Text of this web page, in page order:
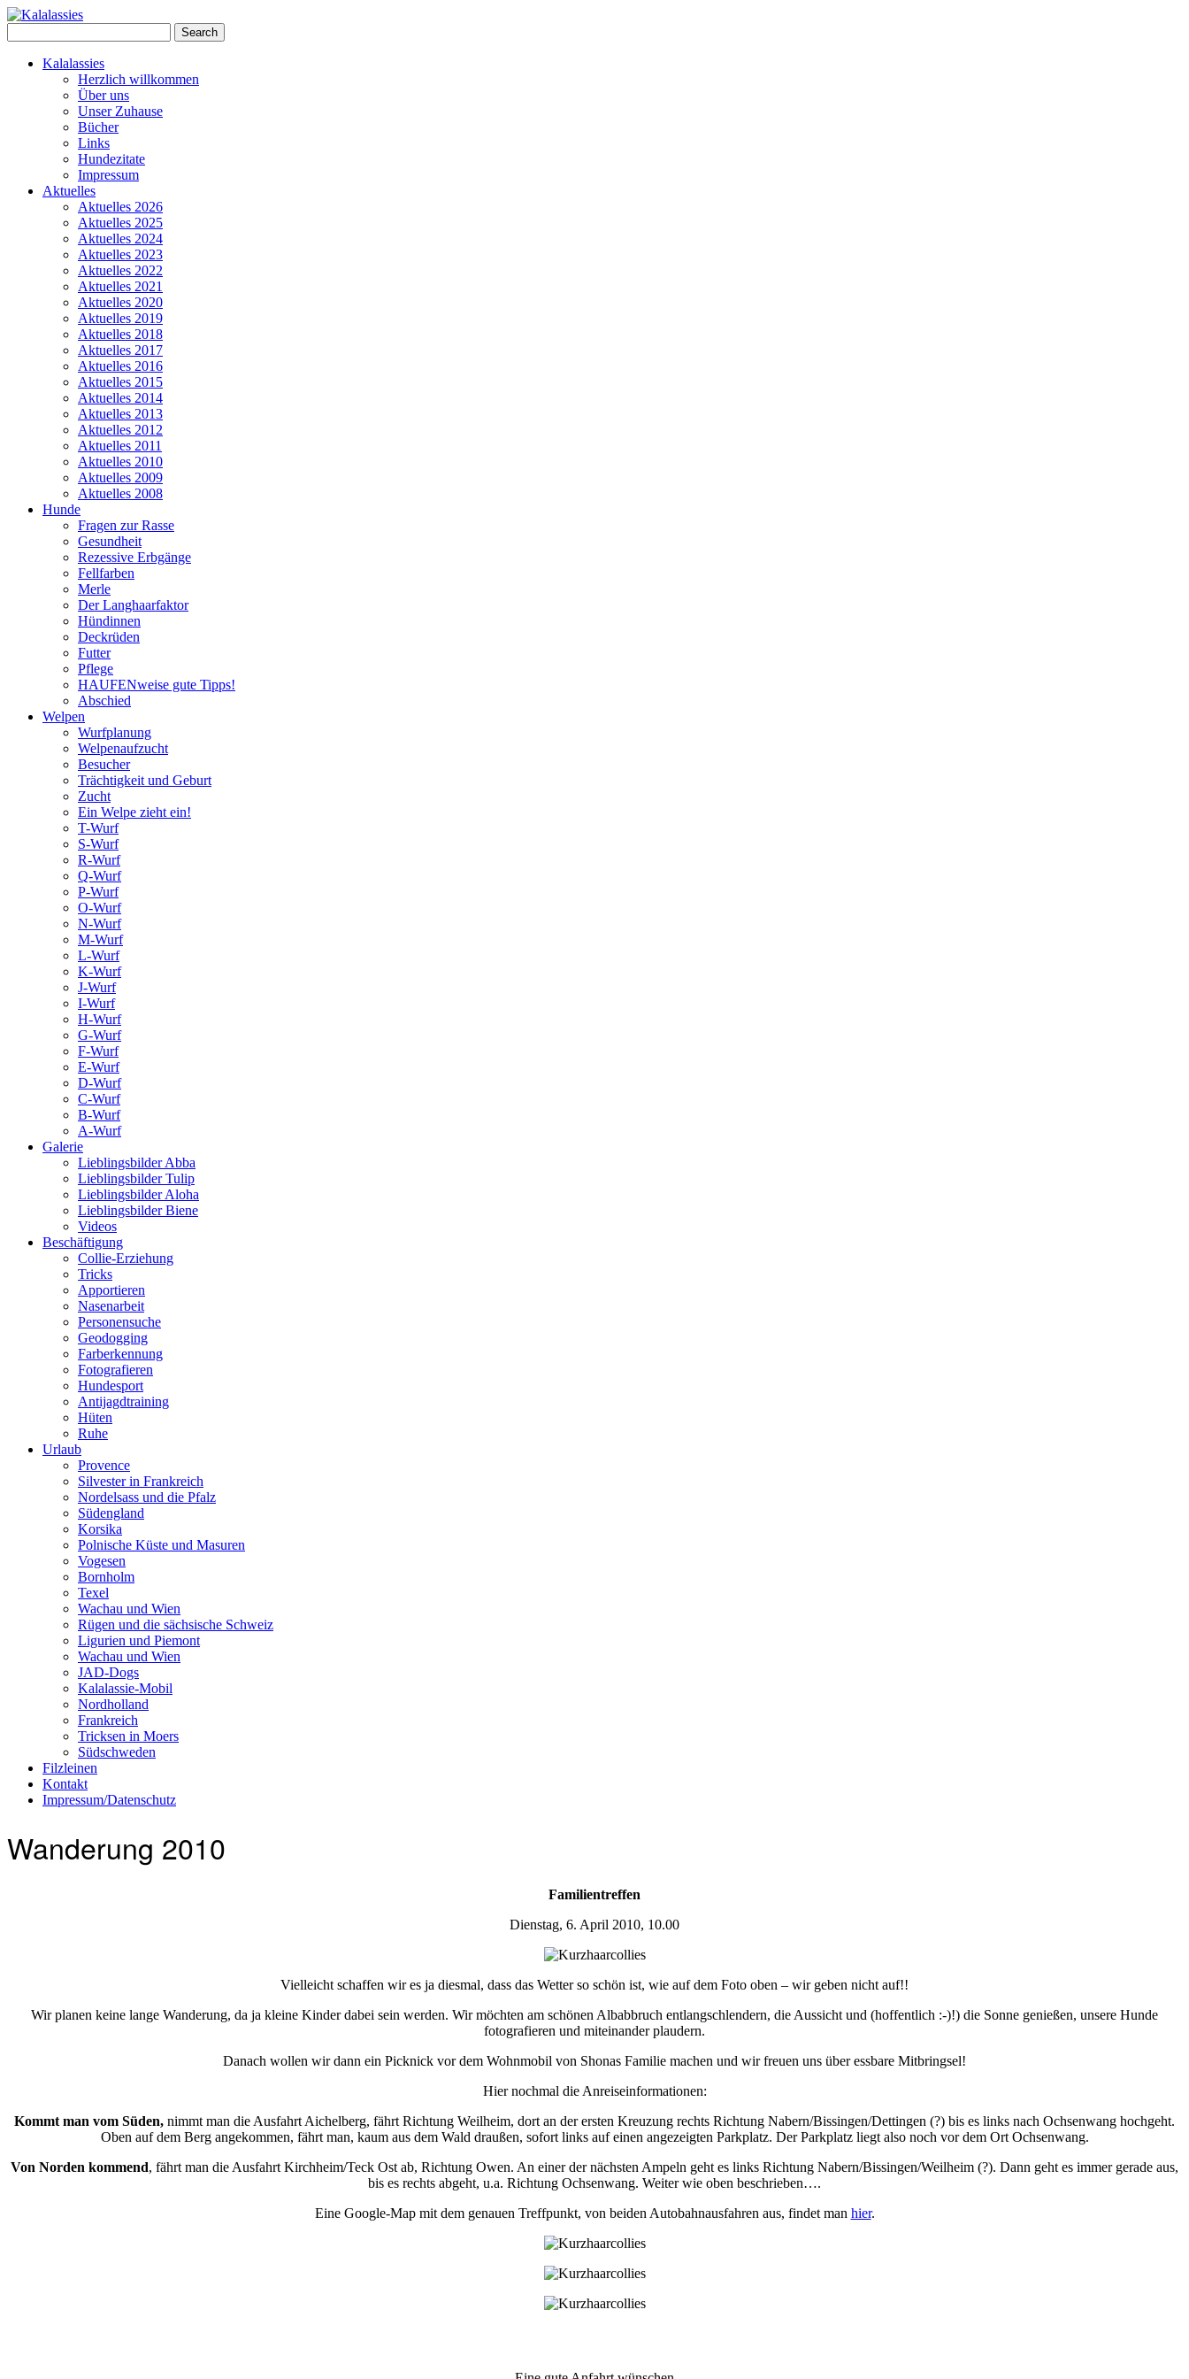
Skip
content
for:
Kalalassies
Herzlich willkommen
Über uns
Unser Zuhause
Bücher
Links
Hundezitate
Impressum
Aktuelles
Aktuelles 2026
Aktuelles 2025
Aktuelles 2024
Aktuelles 2023
Aktuelles 2022
Aktuelles 2021
Aktuelles 2020
Aktuelles 2019
Aktuelles 2018
Aktuelles 2017
Aktuelles 2016
Aktuelles 2015
Aktuelles 2014
Aktuelles 2013
Aktuelles 2012
Aktuelles 2011
Aktuelles 2010
Aktuelles 2009
Aktuelles 2008
Hunde
Fragen zur Rasse
Gesundheit
Rezessive Erbgänge
Fellfarben
Merle
Der Langhaarfaktor
Hündinnen
Deckrüden
Futter
Pflege
HAUFENweise gute Tipps!
Abschied
Welpen
Wurfplanung
Welpenaufzucht
Besucher
Trächtigkeit und Geburt
Zucht
Ein Welpe zieht ein!
T-Wurf
S-Wurf
R-Wurf
Q-Wurf
P-Wurf
O-Wurf
N-Wurf
M-Wurf
L-Wurf
K-Wurf
J-Wurf
I-Wurf
H-Wurf
G-Wurf
F-Wurf
E-Wurf
D-Wurf
C-Wurf
B-Wurf
A-Wurf
Galerie
Lieblingsbilder Abba
Lieblingsbilder Tulip
Lieblingsbilder Aloha
Lieblingsbilder Biene
Videos
Beschäftigung
Collie-Erziehung
Tricks
Apportieren
Nasenarbeit
Personensuche
Geodogging
Farberkennung
Fotografieren
Hundesport
Antijagdtraining
Hüten
Ruhe
Urlaub
Provence
Silvester in Frankreich
Nordelsass und die Pfalz
Südengland
Korsika
Polnische Küste und Masuren
Vogesen
Bornholm
Texel
Wachau und Wien
Rügen und die sächsische Schweiz
Ligurien und Piemont
Wachau und Wien
JAD-Dogs
Kalalassie-Mobil
Nordholland
Frankreich
Tricksen in Moers
Südschweden
Filzleinen
Kontakt
Impressum/Datenschutz
Wanderung 2010
Familientreffen
Dienstag, 6. April 2010, 10.00
Vielleicht schaffen wir es ja diesmal, dass das Wetter so schön ist, wie auf dem Foto oben – wir geben nicht auf!!
Wir planen keine lange Wanderung, da ja kleine Kinder dabei sein werden. Wir möchten am schönen Albabbruch entlangschlendern, die Aussicht und (hoffentlich :-)!) die Sonne genießen, unsere Hunde
fotografieren und miteinander plaudern.
Danach wollen wir dann ein Picknick vor dem Wohnmobil von Shonas Familie machen und wir freuen uns über essbare Mitbringsel!
Hier nochmal die Anreiseinformationen:
Kommt man vom Süden, nimmt man die Ausfahrt Aichelberg, fährt Richtung Weilheim, dort an der ersten Kreuzung rechts Richtung Nabern/Bissingen/Dettingen (?) bis es links nach Ochsenwang hochgeht.
Oben auf dem Berg angekommen, fährt man, kaum aus dem Wald draußen, sofort links auf einen angezeigten Parkplatz. Der Parkplatz liegt also noch vor dem Ort Ochsenwang.
Von Norden kommend, fährt man die Ausfahrt Kirchheim/Teck Ost ab, Richtung Owen. An einer der nächsten Ampeln geht es links Richtung Nabern/Bissingen/Weilheim (?). Dann geht es immer gerade aus,
bis es rechts abgeht, u.a. Richtung Ochsenwang. Weiter wie oben beschrieben….
Eine Google-Map mit dem genauen Treffpunkt, von beiden Autobahnausfahren aus, findet man hier.